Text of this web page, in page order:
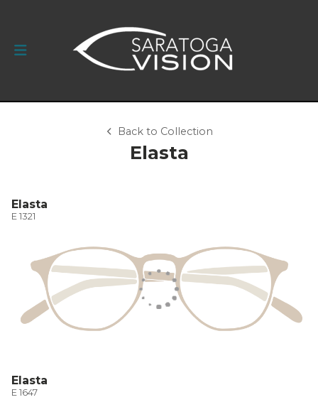
Back to Collection
Elasta
Elasta
E 1321
Elasta
E 1647